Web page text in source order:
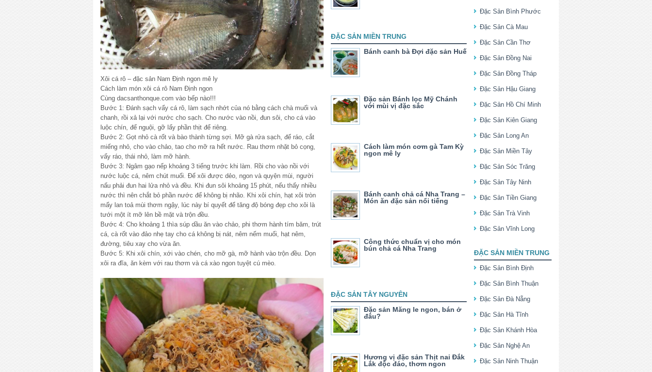
Xôi cá rô – đặc sản Nam Định ngon mê ly
Cách làm món xôi cá rô Nam Định ngon
Cùng dacsanthonque.com vào bếp nào!!!
Bước 1: Đánh sạch vẩy cá rô, làm sạch nhớt của nó bằng cách chà muối và
chanh, rồi xả lại với nước cho sạch. Cho nước vào nồi, đun sôi, cho cá vào
luộc chín, để nguội, gỡ lấy phần thịt để riêng.
Bước 2: Gọt nhỏ cà rốt và bào thành từng sợi. Mỡ gà rửa sạch, để ráo, cắt
miếng nhỏ, cho vào chảo, tao cho mỡ ra hết nước. Rau thơm nhặt bỏ cọng,
vẩy ráo, thái nhỏ, làm mỡ hành.
Bước 3: Ngâm gạo nếp khoảng 3 tiếng trước khi làm. Rồi cho vào nồi với
nước luộc cá, nêm chút muối. Để xôi được dẻo, ngon và quyện mùi, người
nấu phải đun hai lửa nhỏ và đều. Khi đun sôi khoảng 15 phút, nếu thấy nhiều
nước thì nên chắt bỏ phần nước để không bị nhão. Khi xôi chín, hạt xôi tròn
mẩy lan toả mùi thơm ngậy, lúc này bí quyết để tăng độ bóng đẹp cho xôi là
tưới một ít mỡ lên bề mặt và trộn đều.
Bước 4: Cho khoảng 1 thìa súp dầu ăn vào chảo, phi thơm hành tím băm, trút
cá, cà rốt vào đảo nhẹ tay cho cá không bị nát, nêm nếm muối, hạt nêm,
đường, tiêu xay cho vừa ăn.
Bước 5: Khi xôi chín, xới vào chén, cho mỡ gà, mỡ hành vào trộn đều. Dọn
xôi ra đĩa, ăn kèm với rau thơm và cá xào ngon tuyệt cú mèo.
ĐẶC SẢN MIỀN TRUNG
Bánh canh bà Đợi đặc sản Huế
Đặc sản Bánh lọc Mỹ Chánh
với mùi vị đặc sắc
Cách làm món cơm gà Tam Kỳ
ngon mê ly
Bánh canh chả cá Nha Trang –
Món ăn đặc sản nổi tiếng
Công thức chuẩn vị cho món
bún chả cá Nha Trang
ĐẶC SẢN TÂY NGUYÊN
Đặc sản Măng le ngon, bán ở
đâu?
Hương vị đặc sản Thịt nai Đắk
Lắk độc đáo, thơm ngon
Đặc Sản Bình Phước
Đặc Sản Cà Mau
Đặc Sản Cần Thơ
Đặc Sản Đồng Nai
Đặc Sản Đồng Tháp
Đặc Sản Hậu Giang
Đặc Sản Hồ Chí Minh
Đặc Sản Kiên Giang
Đặc Sản Long An
Đặc Sản Miền Tây
Đặc Sản Sóc Trăng
Đặc Sản Tây Ninh
Đặc Sản Tiền Giang
Đặc Sản Trà Vinh
Đặc Sản Vĩnh Long
ĐẶC SẢN MIỀN TRUNG
Đặc Sản Bình Định
Đặc Sản Bình Thuận
Đặc Sản Đà Nẵng
Đặc Sản Hà Tĩnh
Đặc Sản Khánh Hòa
Đặc Sản Nghệ An
Đặc Sản Ninh Thuận